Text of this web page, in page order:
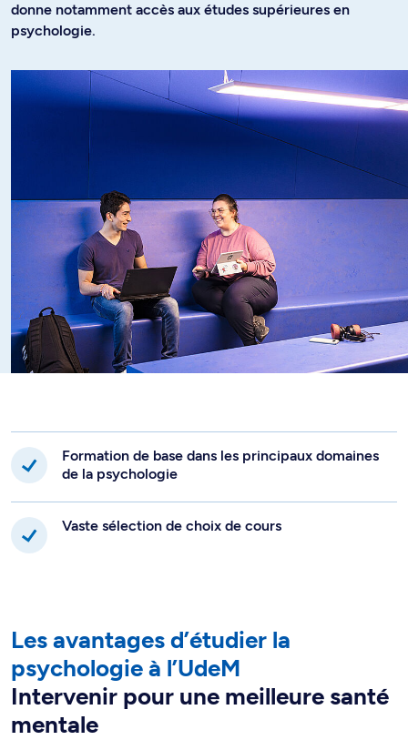
donne notamment accès aux études supérieures en
psychologie.
Formation de base dans les principaux domaines
de la psychologie
Vaste sélection de choix de cours
Les avantages d’étudier la
psychologie à l’UdeM
Intervenir pour une meilleure santé
mentale